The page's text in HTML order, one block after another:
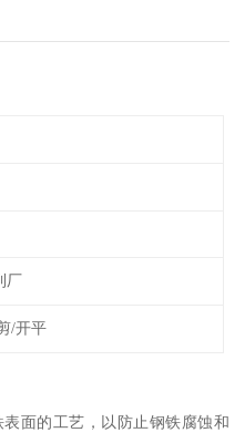
厂
/开平
面的工艺，以防止钢铁腐蚀和